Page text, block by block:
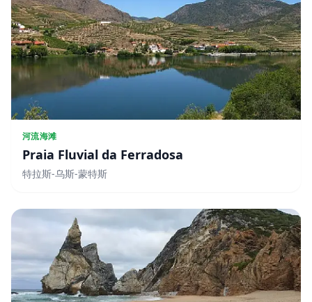
河流海滩
Praia Fluvial da Ferradosa
特拉斯-乌斯-蒙特斯